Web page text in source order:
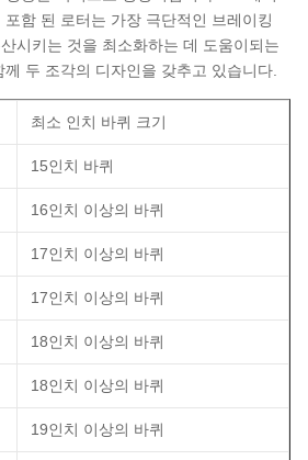
함 된 로터는 가장 극단적인 브레이킹
시키는 것을 최소화하는 데 도움이되는
두 조각의 디자인을 갖추고 있습니다.
최소 인치 바퀴 크기
15인치 바퀴
16인치 이상의 바퀴
17인치 이상의 바퀴
17인치 이상의 바퀴
18인치 이상의 바퀴
18인치 이상의 바퀴
19인치 이상의 바퀴